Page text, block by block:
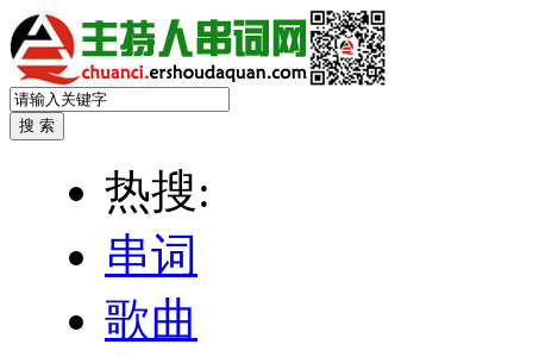
热搜:
串词
歌曲